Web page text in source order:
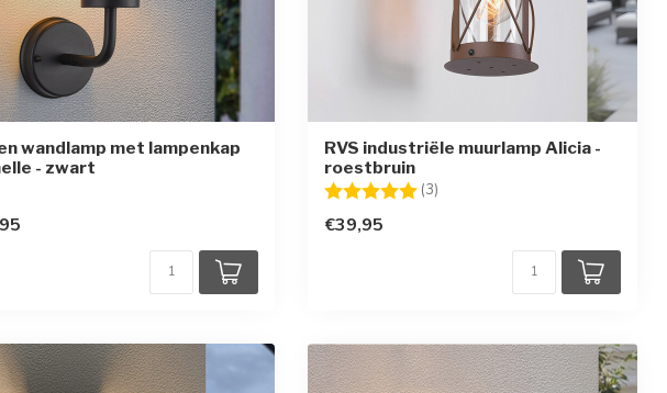
wandlamp met lampenkap
- zwart
RVS industriële muurlamp Alicia -
roestbruin
Beoordeling: (3)
€39,95